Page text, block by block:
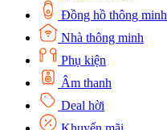
Đồng hồ thông minh
Nhà thông minh
Phụ kiện
Âm thanh
Deal hời